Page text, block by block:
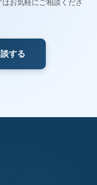
お気軽にご相談くださ
する